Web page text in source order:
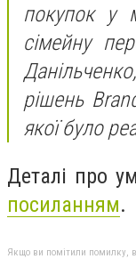
покупок у
сімейну
рішень
якої було
Деталі про
посиланням.
Якщо ви помітили помилку,